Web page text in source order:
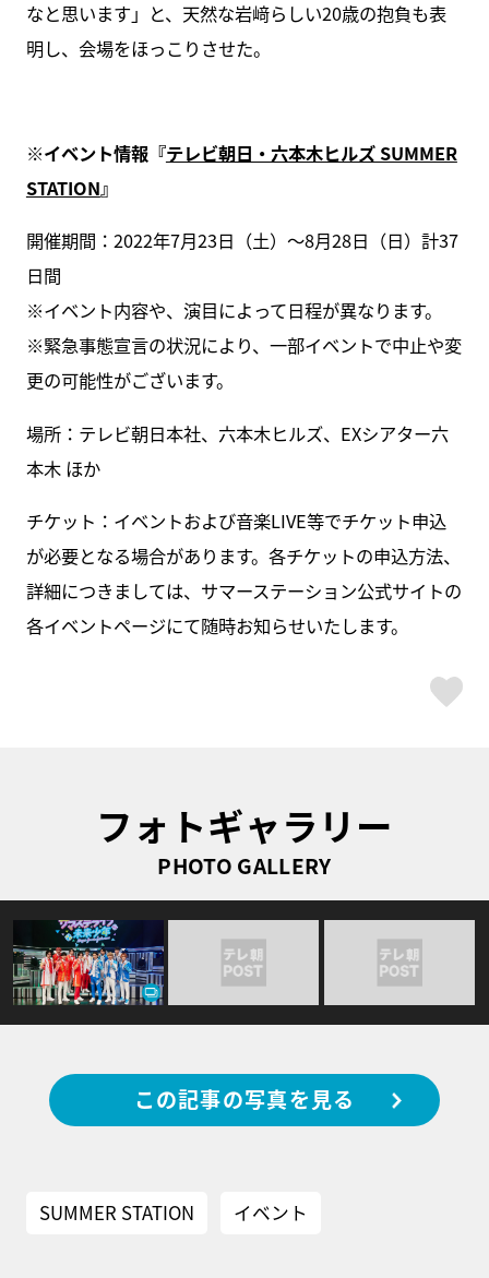
なと思います」と、天然な岩﨑らしい20歳の抱負も表
明し、会場をほっこりさせた。
※イベント情報『テレビ朝日・六本木ヒルズ SUMMER
STATION』
開催期間：2022年7月23日（土）～8月28日（日）計37
日間
※イベント内容や、演目によって日程が異なります。
※緊急事態宣言の状況により、一部イベントで中止や変
更の可能性がございます。
場所：テレビ朝日本社、六本木ヒルズ、EXシアター六
本木 ほか
チケット：イベントおよび音楽LIVE等でチケット申込
が必要となる場合があります。各チケットの申込方法、
詳細につきましては、サマーステーション公式サイトの
各イベントページにて随時お知らせいたします。
フォトギャラリー
PHOTO GALLERY
この記事の写真を見る
SUMMER STATION イベント